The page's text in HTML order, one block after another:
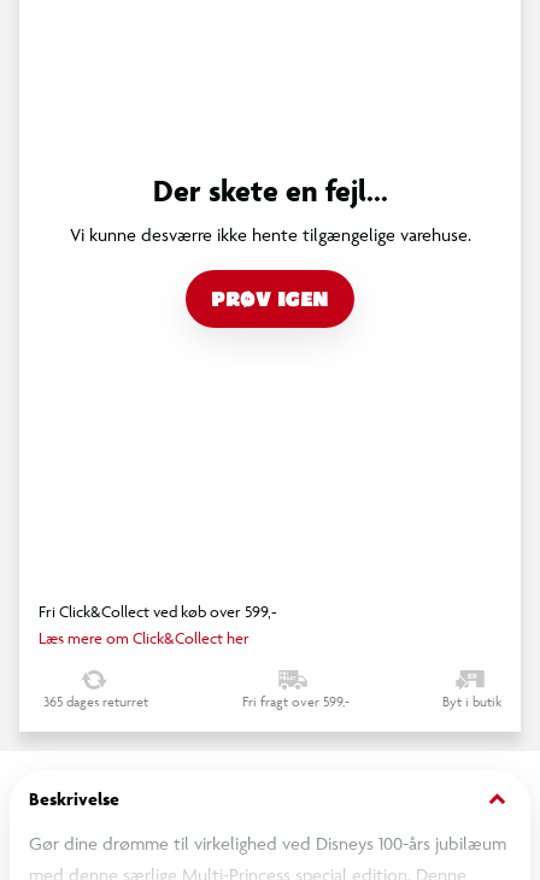
Der skete en fejl...
Vi kunne desværre ikke hente tilgængelige varehuse.
PRØV IGEN
Fri Click&Collect ved køb over 599,-
Læs mere om Click&Collect her
365 dages returret Fri fragt over 599,- Byt i butik
Beskrivelse keyboard_arrow_down
Gør dine drømme til virkelighed ved Disneys 100-års jubilæum
med denne særlige Multi-Princess special edition. Denne